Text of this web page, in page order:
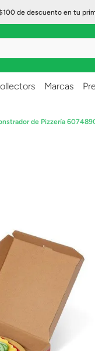
de descuento en tu
Marcas
de Pizzería